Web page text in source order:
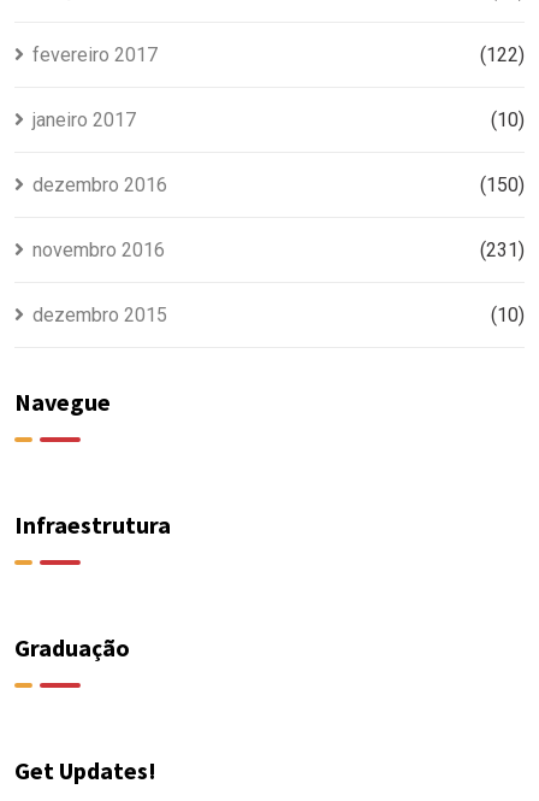
fevereiro 2017 (122)
janeiro 2017 (10)
dezembro 2016 (150)
novembro 2016 (231)
dezembro 2015 (10)
Navegue
Infraestrutura
Graduação
Get Updates!